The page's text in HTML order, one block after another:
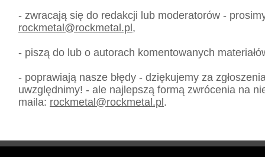
- zwracają się do redakcji lub moderatorów -
rockmetal@rockmetal.pl,
- piszą do lub o autorach komentowanych
- poprawiają nasze błędy - dziękujemy za
uwzględnimy! - ale najlepszą formą zwrócenia na
maila: rockmetal@rockmetal.pl.